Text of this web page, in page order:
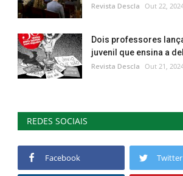
Revista Descla Out 22,
Dois professores
juvenil que ensina a
Revista Descla Out 21,
REDES SOCIAIS
Facebook Twitter